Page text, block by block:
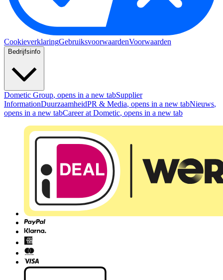
CookieverklaringGebruiksvoorwaardenVoorwaarden
Bedrijfsinfo
Dometic Group, opens in a new tabSupplier
InformationDuurzaamheidPR & Media, opens in a new tabNieuws,
opens in a new tabCareer at Dometic, opens in a new tab